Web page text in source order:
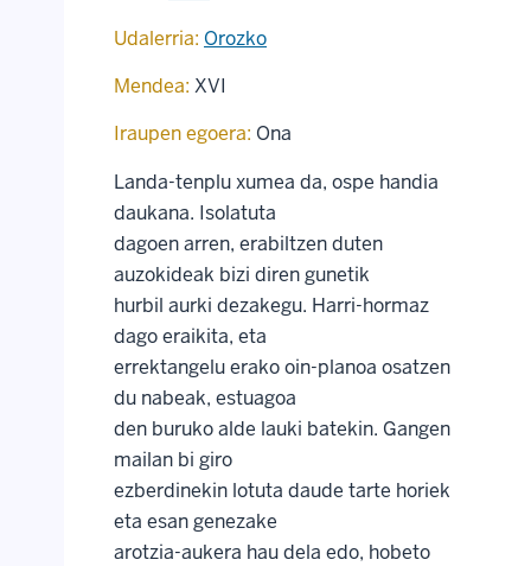
Udalerria: Orozko
Mendea: XVI
Iraupen egoera: Ona
Landa-tenplu xumea da, ospe handia
daukana. Isolatuta
dagoen arren, erabiltzen duten
auzokideak bizi diren gunetik
hurbil aurki dezakegu. Harri-hormaz
dago eraikita, eta
errektangelu erako oin-planoa osatzen
du nabeak, estuagoa
den buruko alde lauki batekin. Gangen
mailan bi giro
ezberdinekin lotuta daude tarte horiek
eta esan genezake
arotzia-aukera hau dela edo, hobeto